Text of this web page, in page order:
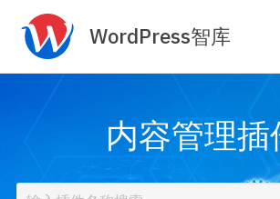
WordPress智库
主机托管
插件
性能
SEO与全站运营
内容管理插